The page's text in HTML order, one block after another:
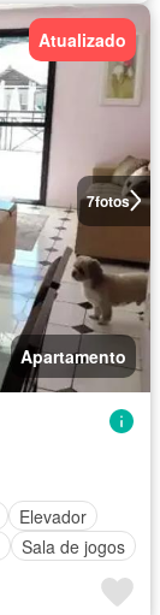
7fotos
Atualizado
Apartamento
Elevador
Sala de jogos